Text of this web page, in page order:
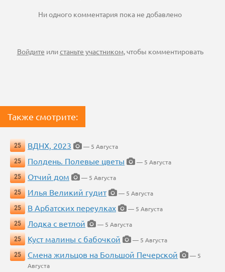
Ни одного комментария пока не добавлено
Войдите илистаньте участником, чтобы комментировать
Также смотрите:
25 ВДНХ, 2023
— 5 Августа
25
Полдень. Полевые цветы
— 5 Августа
25
Отчий дом
— 5 Августа
25
Илья Великий гудит
— 5 Августа
25
В Арбатских переулках
— 5 Августа
25
Лодка с ветлой
— 5 Августа
25
Куст малины с бабочкой
— 5 Августа
25
Смена жильцов на Большой Печерской
— 5
Августа